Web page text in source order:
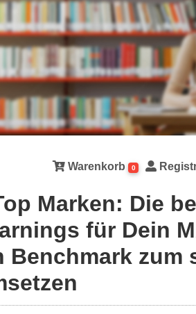
Warenkorb 0
Marken: Die
für Dein
Benchmark zum